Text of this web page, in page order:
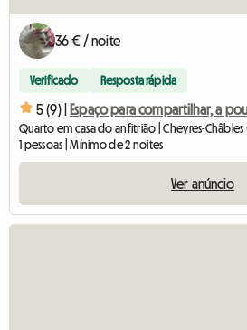
36 € / noite
Verificado Resposta rápida
5 (9) | Espaço para compartilhar, a
Quarto em casa do anfitrião | Cheyres-Châbles
1 pessoas | Mínimo de 2 noites
Ver anúncio